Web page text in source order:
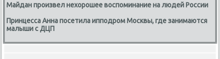
Майдан произвел нехорошее воспоминание на людей России
Принцесса Анна посетила ипподром Москвы, где занимаются
малыши с ДЦП